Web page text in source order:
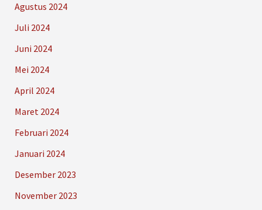
Agustus 2024
Juli 2024
Juni 2024
Mei 2024
April 2024
Maret 2024
Februari 2024
Januari 2024
Desember 2023
November 2023